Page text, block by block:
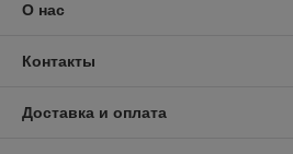
О нас
Контакты
Доставка и оплата